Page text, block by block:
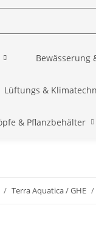
Bewässerung
Lüftungs &
& Pflanzbehälter
Terra Aquatica / GHE